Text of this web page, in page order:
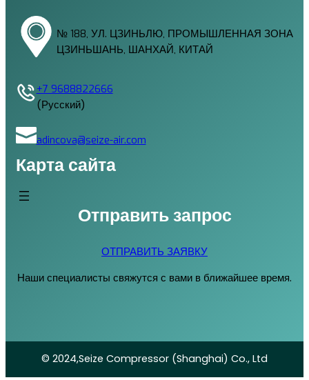
№ 188, УЛ. ЦЗИНЬЛЮ, ПРОМЫШЛЕННАЯ ЗОНА
ЦЗИНЬШАНЬ, ШАНХАЙ, КИТАЙ
+7 9688822666
(Русский)
adincova@seize-air.com
Карта сайта
Отправить запрос
ОТПРАВИТЬ ЗАЯВКУ
Наши специалисты свяжутся с вами в ближайшее время.
© 2024,Seize Compressor (Shanghai) Co., Ltd